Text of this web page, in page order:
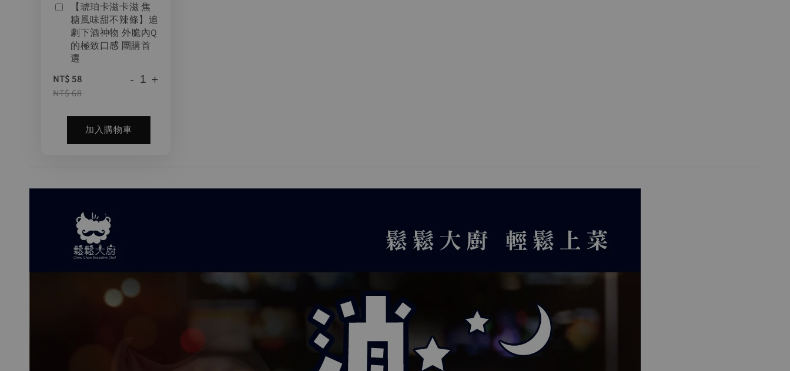
【琥珀卡滋卡滋 焦
糖風味甜不辣條】追
劇下酒神物 外脆內Q
的極致口感 團購首
選
NT$ 58
NT$ 68
- +
加入購物車